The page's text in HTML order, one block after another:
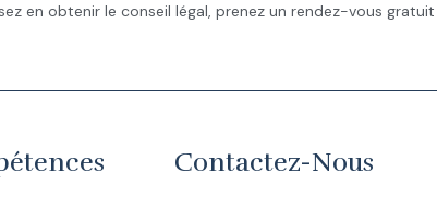
en obtenir le conseil légal, prenez un rendez-vous
Contactez-Nous